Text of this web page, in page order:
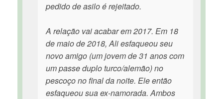
pedido de asilo é rejeitado.
A relação vai acabar em 2017. Em 18
de maio de 2018, Ali esfaqueou seu
novo amigo (um jovem de 31 anos com
um passe duplo turco/alemão) no
pescoço no final da noite. Ele então
esfaqueou sua ex-namorada. Ambos